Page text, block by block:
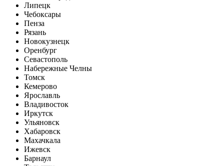
Липецк
Чебоксары
Пенза
Рязань
Новокузнецк
Оренбург
Севастополь
Набережные Челны
Томск
Кемерово
Ярославль
Владивосток
Иркутск
Ульяновск
Хабаровск
Махачкала
Ижевск
Барнаул